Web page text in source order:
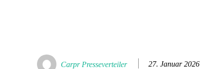
Carpr Presseverteiler 27. Januar 2026